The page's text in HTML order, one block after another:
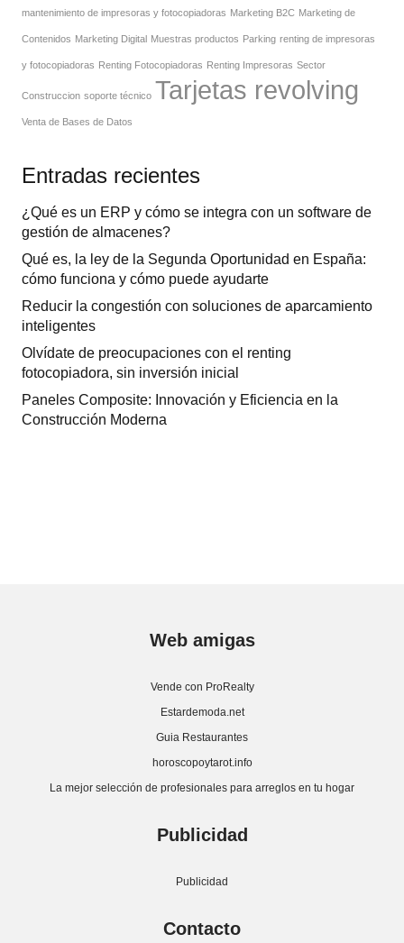
mantenimiento de impresoras y fotocopiadoras Marketing B2C Marketing de
Contenidos Marketing Digital Muestras productos Parking renting de impresoras
y fotocopiadoras Renting Fotocopiadoras Renting Impresoras Sector
Construccion soporte técnico Tarjetas revolving
Venta de Bases de Datos
Entradas recientes
¿Qué es un ERP y cómo se integra con un software de
gestión de almacenes?
Qué es, la ley de la Segunda Oportunidad en España:
cómo funciona y cómo puede ayudarte
Reducir la congestión con soluciones de aparcamiento
inteligentes
Olvídate de preocupaciones con el renting
fotocopiadora, sin inversión inicial
Paneles Composite: Innovación y Eficiencia en la
Construcción Moderna
Web amigas
Vende con ProRealty
Estardemoda.net
Guia Restaurantes
horoscopoytarot.info
La mejor selección de profesionales para arreglos en tu hogar
Publicidad
Publicidad
Contacto